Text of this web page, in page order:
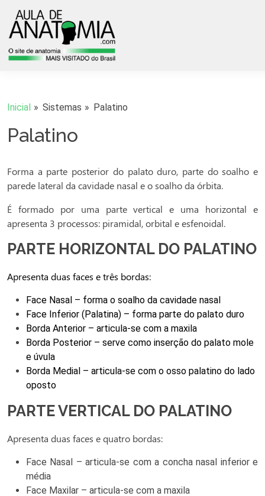
Inicial Sistemas Palatino
Palatino
Forma a parte posterior do palato duro, parte do soalho e
parede lateral da cavidade nasal e o soalho da órbita.
É formado por uma parte vertical e uma horizontal e
apresenta 3 processos: piramidal, orbital e esfenoidal.
PARTE HORIZONTAL DO PALATINO
Apresenta duas faces e três bordas:
Face Nasal – forma o soalho da cavidade nasal
Face Inferior (Palatina) – forma parte do palato duro
Borda Anterior – articula-se com a maxila
Borda Posterior – serve como inserção do palato mole
e úvula
Borda Medial – articula-se com o osso palatino do lado
oposto
PARTE VERTICAL DO PALATINO
Apresenta duas faces e quatro bordas:
Face Nasal – articula-se com a concha nasal inferior e
média
Face Maxilar – articula-se com a maxila